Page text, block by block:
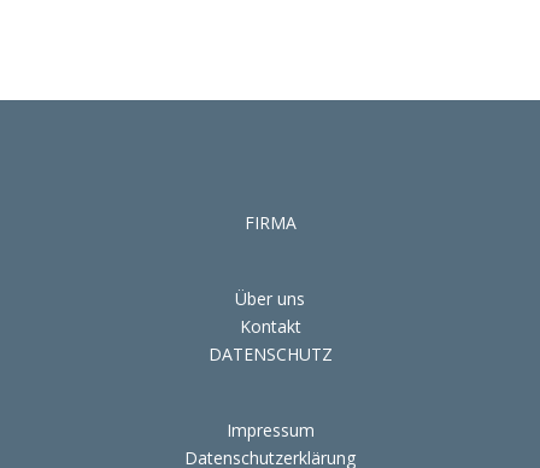
FIRMA
Über uns
Kontakt
DATENSCHUTZ
Impressum
Datenschutzerklärung